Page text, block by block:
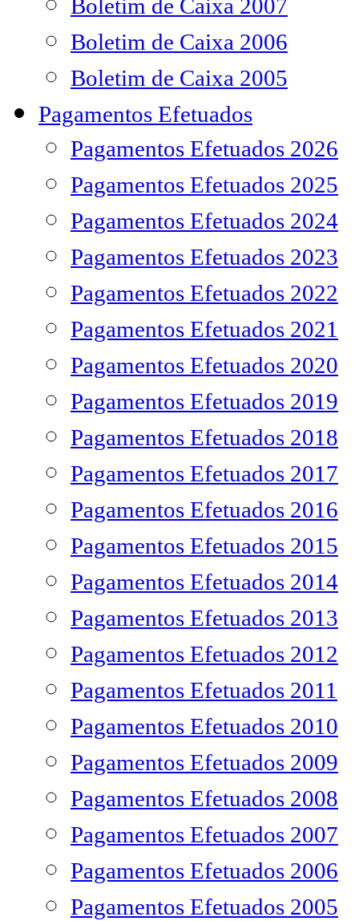
Boletim de Caixa 2007
Boletim de Caixa 2006
Boletim de Caixa 2005
Pagamentos Efetuados
Pagamentos Efetuados 2026
Pagamentos Efetuados 2025
Pagamentos Efetuados 2024
Pagamentos Efetuados 2023
Pagamentos Efetuados 2022
Pagamentos Efetuados 2021
Pagamentos Efetuados 2020
Pagamentos Efetuados 2019
Pagamentos Efetuados 2018
Pagamentos Efetuados 2017
Pagamentos Efetuados 2016
Pagamentos Efetuados 2015
Pagamentos Efetuados 2014
Pagamentos Efetuados 2013
Pagamentos Efetuados 2012
Pagamentos Efetuados 2011
Pagamentos Efetuados 2010
Pagamentos Efetuados 2009
Pagamentos Efetuados 2008
Pagamentos Efetuados 2007
Pagamentos Efetuados 2006
Pagamentos Efetuados 2005